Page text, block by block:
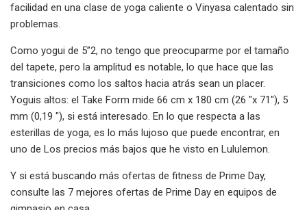
facilidad en una clase de yoga caliente o Vinyasa calentado sin
problemas.
Como yogui de 5”2, no tengo que preocuparme por el tamaño
del tapete, pero la amplitud es notable, lo que hace que las
transiciones como los saltos hacia atrás sean un placer.
Yoguis altos: el Take Form mide 66 cm x 180 cm (26 "x 71"), 5
mm (0,19 "), si está interesado. En lo que respecta a las
esterillas de yoga, es lo más lujoso que puede encontrar, en
uno de Los precios más bajos que he visto en Lululemon.
Y si está buscando más ofertas de fitness de Prime Day,
consulte las 7 mejores ofertas de Prime Day en equipos de